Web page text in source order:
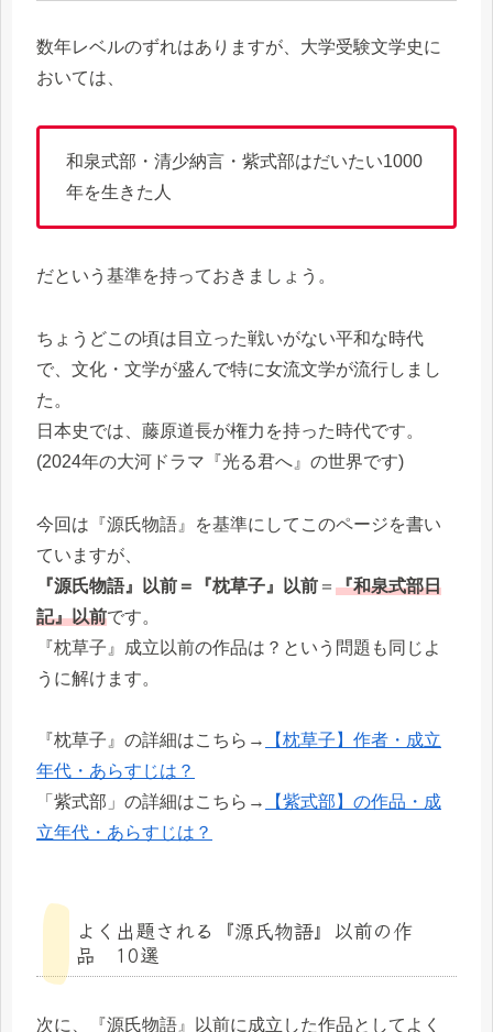
数年レベルのずれはありますが、大学受験文学史に
おいては、
和泉式部・清少納言・紫式部はだいたい1000
年を生きた人
だという基準を持っておきましょう。
ちょうどこの頃は目立った戦いがない平和な時代
で、文化・文学が盛んで特に女流文学が流行しまし
た。
日本史では、藤原道長が権力を持った時代です。
(2024年の大河ドラマ『光る君へ』の世界です)
今回は『源氏物語』を基準にしてこのページを書い
ていますが、
『源氏物語』以前＝『枕草子』以前 ＝ 『和泉式部日
記』以前です。
『枕草子』成立以前の作品は？という問題も同じよ
うに解けます。
『枕草子』の詳細はこちら→
【枕草子】作者・成立
年代・あらすじは？
「紫式部」の詳細はこちら→
【紫式部】の作品・成
立年代・あらすじは？
よく出題される『源氏物語』以前の作
品 10選
次に、『源氏物語』以前に成立した作品としてよく